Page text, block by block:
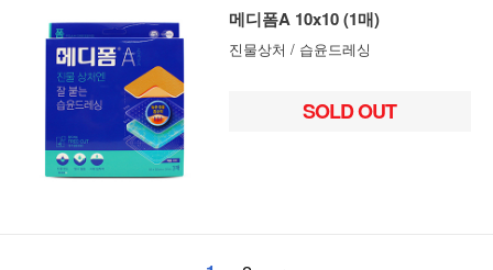
메디폼A 10x10 (1매)
진물상처 / 습윤드레싱
SOLD OUT